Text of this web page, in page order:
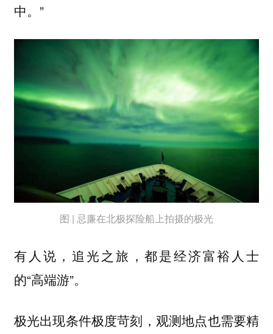
中。”
图 | 忌廉在北极探险船上拍摄的极光
有人说，追光之旅，都是经济富裕人士
的“高端游”。
极光出现条件极度苛刻，观测地点也需要精